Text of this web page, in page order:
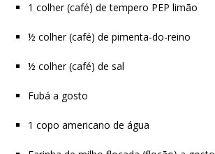
1 colher (café) de tempero PEP limão
½ colher (café) de pimenta-do-reino
½ colher (café) de sal
Fubá a gosto
1 copo americano de água